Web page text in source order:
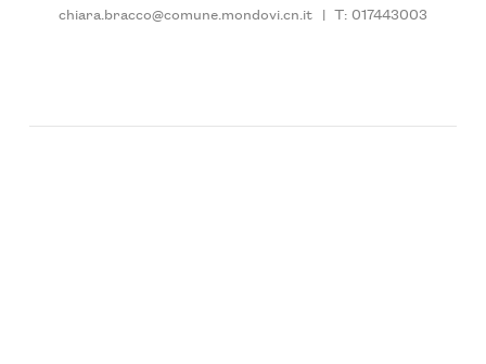
chiara.bracco@comune.mondovi.cn.it | T: 017443003